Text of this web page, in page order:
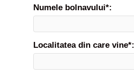
Numele bolnavului*:
Localitatea din care vine*: